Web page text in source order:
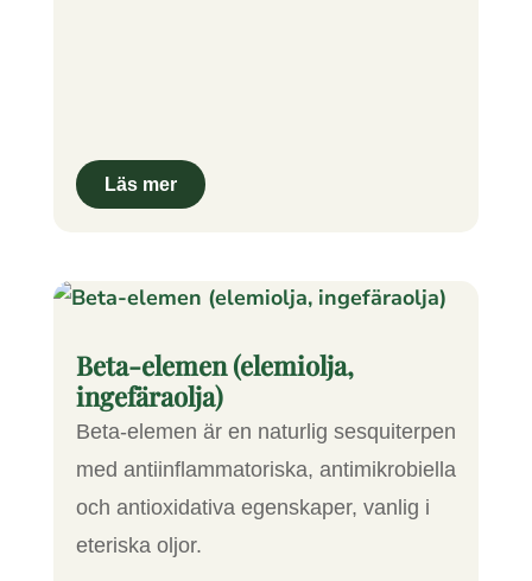
Beta-elemen (elemiolja,
ingefäraolja)
Beta-elemen är en naturlig sesquiterpen
med antiinflammatoriska, antimikrobiella
och antioxidativa egenskaper, vanlig i
eteriska oljor.